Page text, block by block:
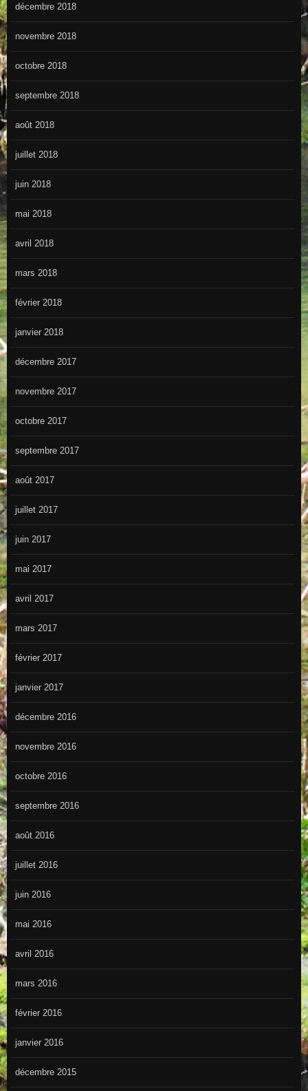
décembre 2018
novembre 2018
octobre 2018
septembre 2018
août 2018
juillet 2018
juin 2018
mai 2018
avril 2018
mars 2018
février 2018
janvier 2018
décembre 2017
novembre 2017
octobre 2017
septembre 2017
août 2017
juillet 2017
juin 2017
mai 2017
avril 2017
mars 2017
février 2017
janvier 2017
décembre 2016
novembre 2016
octobre 2016
septembre 2016
août 2016
juillet 2016
juin 2016
mai 2016
avril 2016
mars 2016
février 2016
janvier 2016
décembre 2015